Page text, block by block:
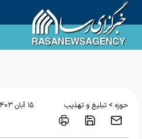
حوزه > تبلیغ و تهذیب ۱۵ آبان ۱۴۰۳ - ۱۱:۳۰